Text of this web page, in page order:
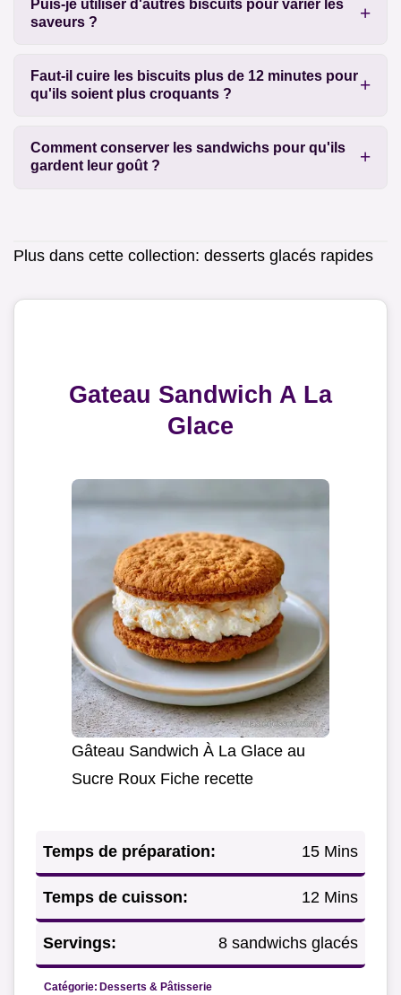
Puis-je utiliser d'autres biscuits pour varier les
saveurs ?
Faut-il cuire les biscuits plus de 12 minutes pour
qu'ils soient plus croquants ?
Comment conserver les sandwichs pour qu'ils
gardent leur goût ?
Plus dans cette collection: desserts glacés rapides
Gateau Sandwich A La
Glace
Gâteau Sandwich À La Glace au
Sucre Roux Fiche recette
Temps de préparation: 15 Mins
Temps de cuisson: 12 Mins
Servings: 8 sandwichs glacés
Catégorie: Desserts & Pâtisserie